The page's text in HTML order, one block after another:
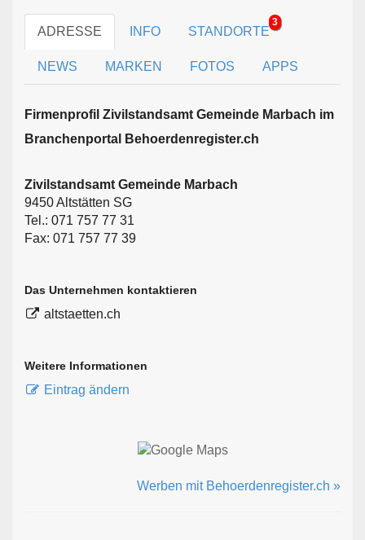
ADRESSE INFO STANDORTE
3
NEWS MARKEN FOTOS APPS
Firmen­profil Zivilstandsamt Gemeinde Marbach im
Branchen­portal Behoerdenregister.ch
Zivilstandsamt Gemeinde Marbach
9450 Altstätten SG
Tel.: 071 757 77 31
Fax: 071 757 77 39
Das Unternehmen kontaktieren
altstaetten.ch
Weitere Informationen
Eintrag ändern
Werben mit Behoerdenregister.ch »